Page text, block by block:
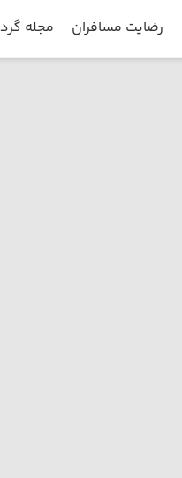
رضایت مسافران مجله